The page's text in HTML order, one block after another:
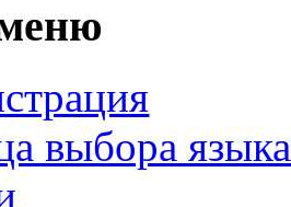
выбора языка